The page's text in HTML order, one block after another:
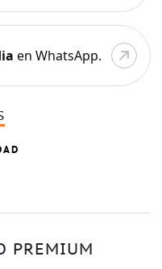
en WhatsApp.
PREMIUM